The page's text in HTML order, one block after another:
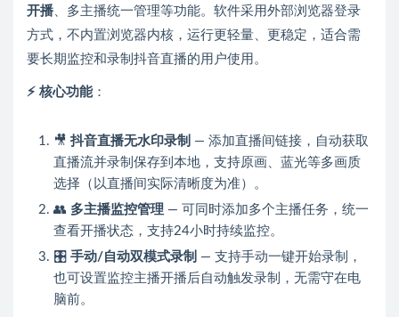
开播 、多主播统一管理等功能。软件采用外部浏览器登录
方式，不内置浏览器内核，运行更轻量、更稳定，适合需
要长期监控和录制抖音直播的用户使用。
⚡ 核心功能：
🎥 抖音直播无水印录制 — 添加直播间链接，自动获取
直播流并录制保存到本地，支持原画、蓝光等多画质
选择（以直播间实际清晰度为准）。
👥 多主播监控管理 — 可同时添加多个主播任务，统一
查看开播状态，支持24小时持续监控。
🎛️ 手动/自动双模式录制 — 支持手动一键开始录制，
也可设置监控主播开播后自动触发录制，无需守在电
脑前。